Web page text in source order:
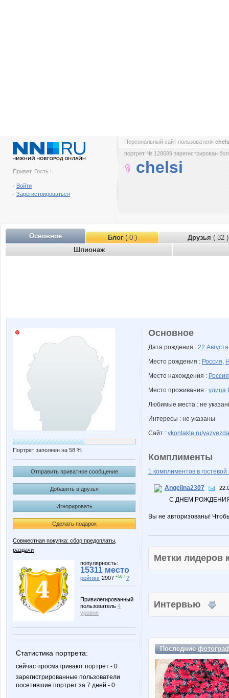
Привет, Гость !
- Войти
- Зарегистрироваться
Персональный сайт пользователя
портрет № 128689 зарегистрирован
chelsi
Основное Блог( 0 ) Друзья ( 32 )
Шпионаж
Портрет заполнен на 58 %
Отправить приватное сообщение
Добавить в друзья
Игнорировать
Сделать подарок
Совместная покупка: сбор предоплаты,
раздачи
популярность:
15311 место
рейтинг 2907 +50 ↑ ?
Привилегированный
пользователь 4
уровня
Статистика портрета:
сейчас просматривают портрет - 0
зарегистрированные пользователи
посетившие портрет за 7 дней - 0
Основное
Дата рождения : 22
Место рождения : Россия,
Место нахождения : Россия
Место проживания : улица
Любимые места : не
Интересы : не указаны
Сайт : vkontakte.ru/yazvezda
Комплименты
1 комплиментов в гостевой
Angelina2307
С ДНЕМ
Вы не авторизованы!
Метки
Интервью
Последние